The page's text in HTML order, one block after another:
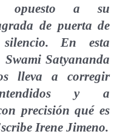
opuesto a su
de puerta de
En esta
Swami Satyananda
lleva a corregir
y a
precisión qué es
Irene Jimeno.